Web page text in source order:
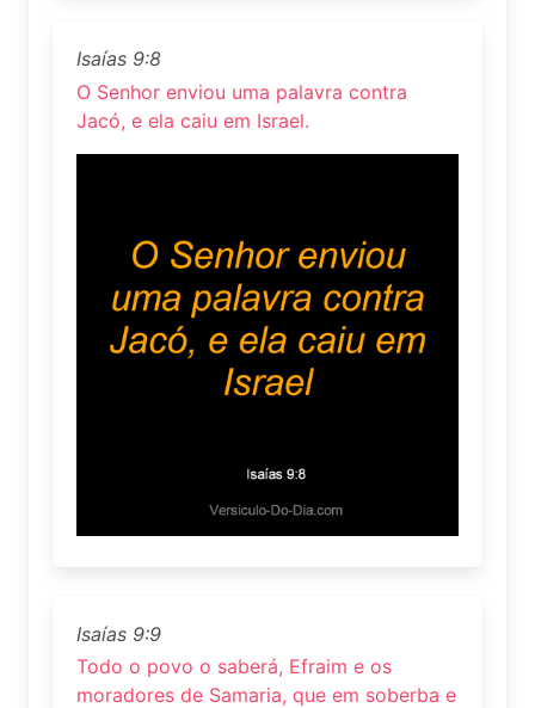
Isaías 9:8
O Senhor enviou uma palavra contra
Jacó, e ela caiu em Israel.
Isaías 9:9
Todo o povo o saberá, Efraim e os
moradores de Samaria, que em soberba e